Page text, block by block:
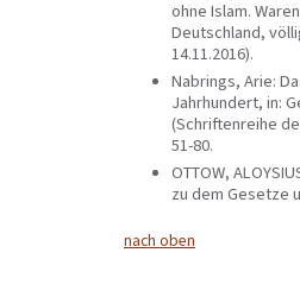
ohne Islam.
Deutschland,
14.11.2016).
Nabrings, Arie:
Jahrhundert, in:
(Schriftenreihe
51-80.
OTTOW,
zu dem Gesetze
nach oben